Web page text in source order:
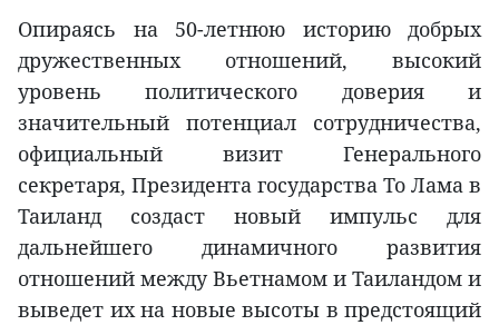
Опираясь на 50-летнюю историю добрых
дружественных отношений, высокий
уровень политического доверия и
значительный потенциал сотрудничества,
официальный визит Генерального
секретаря, Президента государства То Лама в
Таиланд создаст новый импульс для
дальнейшего динамичного развития
отношений между Вьетнамом и Таиландом и
выведет их на новые высоты в предстоящий